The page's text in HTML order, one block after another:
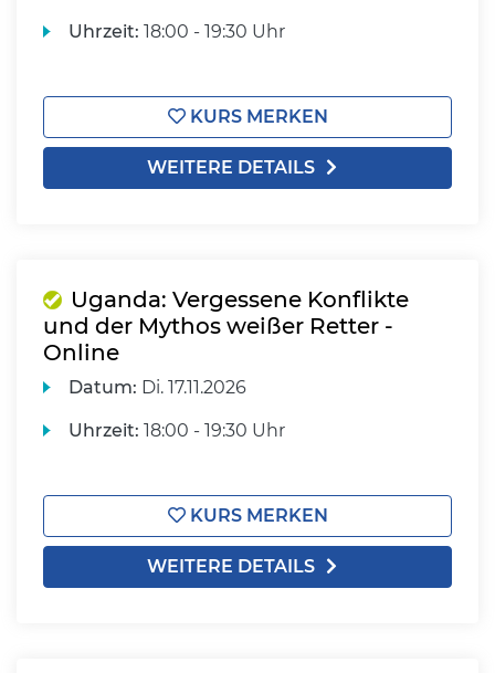
Uhrzeit: 18:00 - 19:30 Uhr
KURS MERKEN
WEITERE DETAILS
Uganda: Vergessene Konflikte
und der Mythos weißer Retter -
Online
Datum: Di. 17.11.2026
Uhrzeit: 18:00 - 19:30 Uhr
KURS MERKEN
WEITERE DETAILS